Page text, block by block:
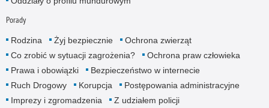
Porady
Rodzina Żyj bezpiecznie
Ochrona zwierząt
Co zrobić w sytuacji zagrożenia?
Ochrona praw człowieka
Prawa i obowiązki
Bezpieczeństwo w internecie
Ruch Drogowy
Korupcja
Postępowania administracyjne
Imprezy i zgromadzenia
Z udziałem policji